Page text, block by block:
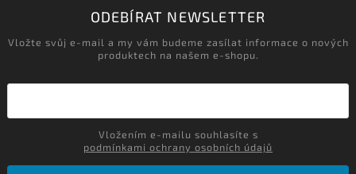
ODEBÍRAT NEWSLETTER
Vložte svůj e-mail a my vám budeme zasílat informace o nových
produktech na našem e-shopu.
podmínkami ochrany osobních údajů